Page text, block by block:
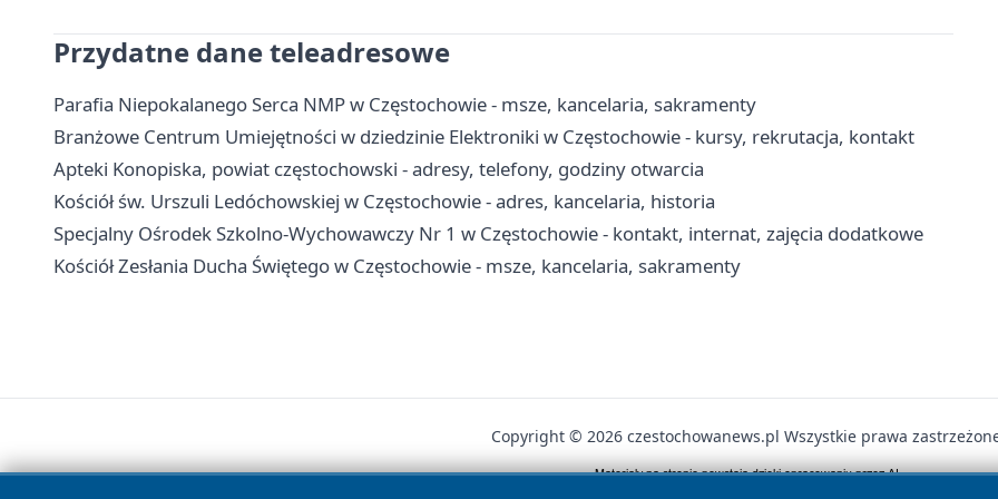
Przydatne dane teleadresowe
Parafia Niepokalanego Serca NMP w Częstochowie - msze, kancelaria, sakramenty
Branżowe Centrum Umiejętności w dziedzinie Elektroniki w Częstochowie - kursy, rekrutacja, kontakt
Apteki Konopiska, powiat częstochowski - adresy, telefony, godziny otwarcia
Kościół św. Urszuli Ledóchowskiej w Częstochowie - adres, kancelaria, historia
Specjalny Ośrodek Szkolno-Wychowawczy Nr 1 w Częstochowie - kontakt, internat, zajęcia dodatkowe
Kościół Zesłania Ducha Świętego w Częstochowie - msze, kancelaria, sakramenty
Copyright © 2026 czestochowanews.pl Wszystkie prawa